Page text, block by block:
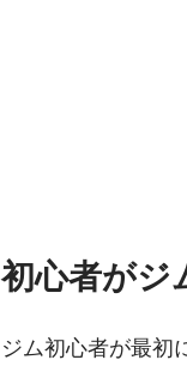
初心者がジ
ジム初心者が最初